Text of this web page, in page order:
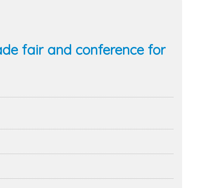
fair and conference for